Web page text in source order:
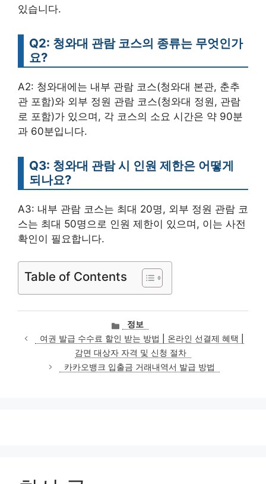
있습니다.
Q2: 청와대 관람 코스의 종류는 무엇인가
요?
A2: 청와대에는 내부 관람 코스(청와대 본관, 춘추
관 포함)와 외부 정원 관람 코스(청와대 정원, 관람
로 포함)가 있으며, 각 코스의 소요 시간은 약 90분
과 60분입니다.
Q3: 청와대 관람 시 인원 제한은 어떻게
되나요?
A3: 내부 관람 코스는 최대 20명, 외부 정원 관람 코
스는 최대 50명으로 인원 제한이 있으며, 이는 사전
확인이 필요합니다.
Table of Contents
카
테
고
리
정보
여권 발급 수수료 할인 받는 방법 | 온라인 선결제 혜택 |
감면 대상자 자격 및 신청 절차
카카오뱅크 입출금 거래내역서 발급 방법